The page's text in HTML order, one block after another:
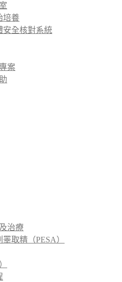
培養
安全核對系統
案
治療
取精（PESA）